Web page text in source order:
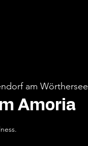
am Wörthersee
Amoria